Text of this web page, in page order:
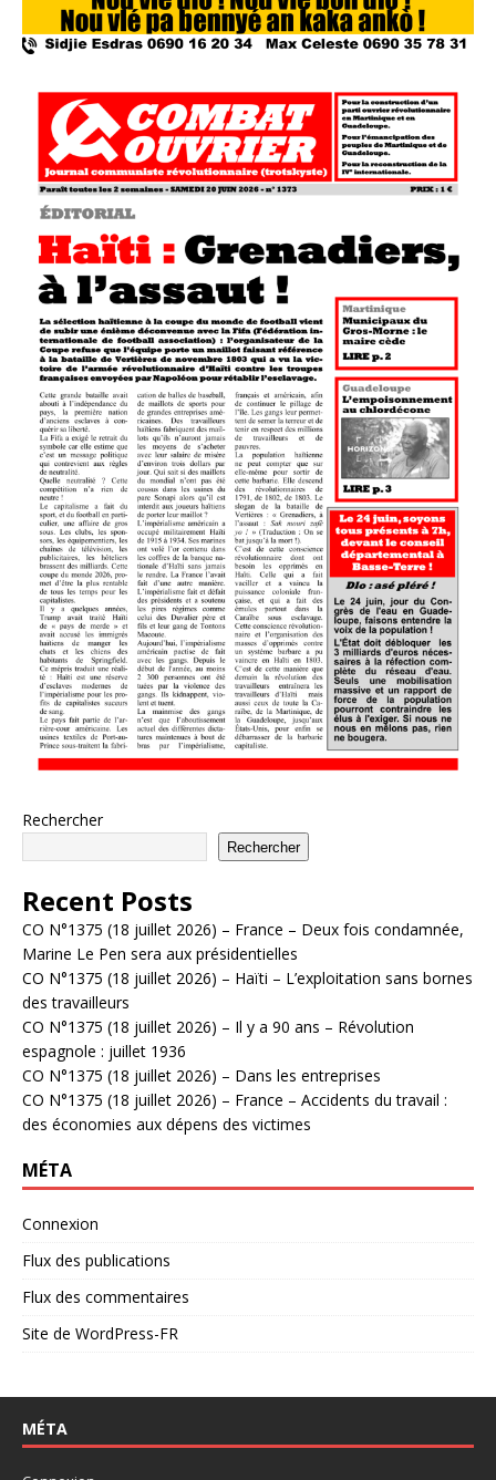
Rechercher
Rechercher
Recent Posts
CO N°1375 (18 juillet 2026) – France – Deux fois condamnée,
Marine Le Pen sera aux présidentielles
CO N°1375 (18 juillet 2026) – Haïti – L’exploitation sans bornes
des travailleurs
CO N°1375 (18 juillet 2026) – Il y a 90 ans – Révolution
espagnole : juillet 1936
CO N°1375 (18 juillet 2026) – Dans les entreprises
CO N°1375 (18 juillet 2026) – France – Accidents du travail :
des économies aux dépens des victimes
MÉTA
Connexion
Flux des publications
Flux des commentaires
Site de WordPress-FR
MÉTA